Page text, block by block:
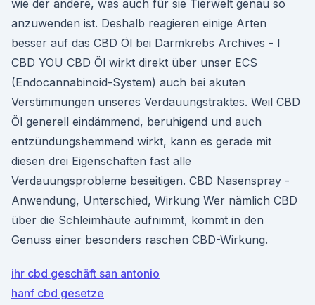
wie der andere, was auch für sie Tierwelt genau so
anzuwenden ist. Deshalb reagieren einige Arten
besser auf das CBD Öl bei Darmkrebs Archives - I
CBD YOU CBD Öl wirkt direkt über unser ECS
(Endocannabinoid-System) auch bei akuten
Verstimmungen unseres Verdauungstraktes. Weil CBD
Öl generell eindämmend, beruhigend und auch
entzündungshemmend wirkt, kann es gerade mit
diesen drei Eigenschaften fast alle
Verdauungsprobleme beseitigen. CBD Nasenspray -
Anwendung, Unterschied, Wirkung Wer nämlich CBD
über die Schleimhäute aufnimmt, kommt in den
Genuss einer besonders raschen CBD-Wirkung.
ihr cbd geschäft san antonio
hanf cbd gesetze